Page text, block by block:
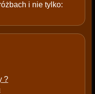
i nie tylko:
?